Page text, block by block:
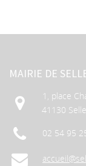
MAIRIE DE
1, place
41130
02 54 95